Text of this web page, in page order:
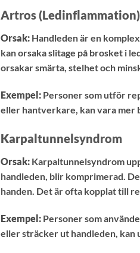
Artros (Ledinflammation)
Orsak:Handleden är en
kan orsaka slitage på brosket i
orsakar smärta, stelhet och
Exempel:Personer som utför
eller hantverkare, kan vara mer
Karpaltunnelsyndrom
Orsak:Karpaltunnelsyndrom
handleden, blir komprimerad.
handen. Det är ofta kopplat till
Exempel:Personer som
eller sträcker ut handleden,